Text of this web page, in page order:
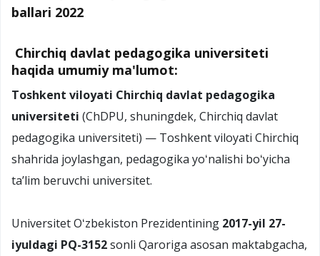
ballari 2022
Chirchiq davlat pedagogika universiteti
haqida umumiy ma'lumot:
Toshkent viloyati Chirchiq davlat pedagogika
universiteti (ChDPU, shuningdek, Chirchiq davlat
pedagogika universiteti) — Toshkent viloyati Chirchiq
shahrida joylashgan, pedagogika yoʻnalishi boʻyicha
taʼlim beruvchi universitet.
Universitet Oʻzbekiston Prezidentining 2017-yil 27-
iyuldagi PQ-3152sonli Qaroriga asosan maktabgacha,